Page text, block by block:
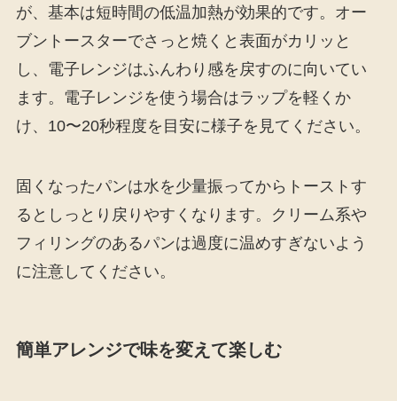
が、基本は短時間の低温加熱が効果的です。オー
ブントースターでさっと焼くと表面がカリッと
し、電子レンジはふんわり感を戻すのに向いてい
ます。電子レンジを使う場合はラップを軽くか
け、10〜20秒程度を目安に様子を見てください。
固くなったパンは水を少量振ってからトーストす
るとしっとり戻りやすくなります。クリーム系や
フィリングのあるパンは過度に温めすぎないよう
に注意してください。
簡単アレンジで味を変えて楽しむ